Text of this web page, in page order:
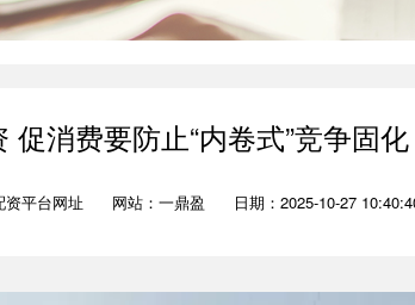
促消费要防止“内卷式”竞争固
资平台网址 网站：一鼎盈 日期：2025-10-27